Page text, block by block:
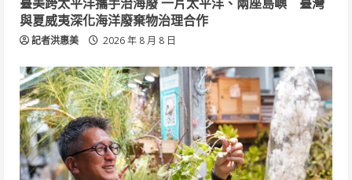
與夏威夷深化海洋廢棄物治理合作
記者洪惠美 2026 年 8 月 8 日